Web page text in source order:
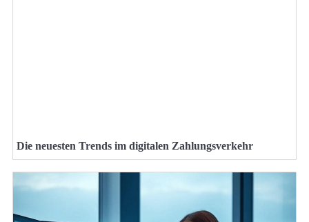
Die neuesten Trends im digitalen Zahlungsverkehr